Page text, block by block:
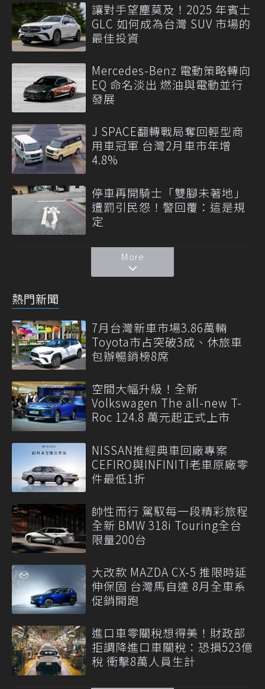
讓對手望塵莫及！2025 年賓士
GLC 如何成為台灣 SUV 市場的
最佳投資
Mercedes-Benz 電動策略轉向
EQ 命名淡出 燃油與電動並行
發展
J SPACE翻轉戰局奪回輕型商
用車冠軍 台灣2月車市年增
4.8%
停車再開騎士「雙腳未著地」
遭罰引民怨！警回覆：這是規
定
More
熱門新聞
7月台灣新車市場3.86萬輛
Toyota市占突破3成、休旅車
包辦暢銷榜8席
空間大幅升級！全新
Volkswagen The all-new T-
Roc 124.8 萬元起正式上市
NISSAN推經典車回廠專案
CEFIRO與INFINITI老車原廠零
件最低1折
帥性而行 駕馭每一段精彩旅程
全新 BMW 318i Touring全台
限量200台
大改款 MAZDA CX-5 推限時延
伸保固 台灣馬自達 8月全車系
促銷開跑
進口車零關稅想得美！財政部
拒調降進口車關稅：恐損523億
稅 衝擊8萬人員生計